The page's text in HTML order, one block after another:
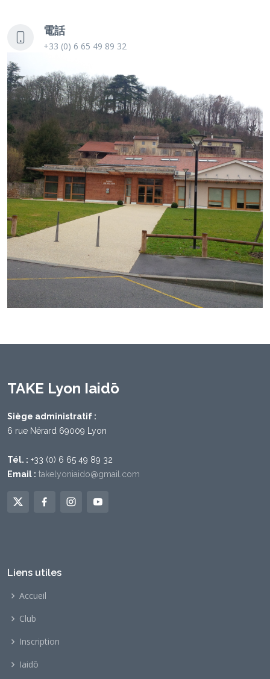
電話
+33 (0) 6 65 49 89 32
TAKE Lyon Iaidō
Siège administratif :
6 rue Nérard 69009 Lyon
Tél. : +33 (0) 6 65 49 89 32
Email : takelyoniaido@gmail.com
Liens utiles
Accueil
Club
Inscription
Iaidō